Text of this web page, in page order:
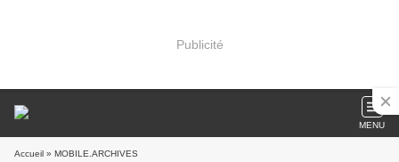
Publicité
MENU
Accueil » MOBILE.ARCHIVES